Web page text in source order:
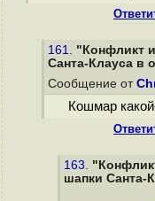
161. "Конфликт
Санта-Клауса в
Сообщение от
Кошмар
163.
шапки Санта-